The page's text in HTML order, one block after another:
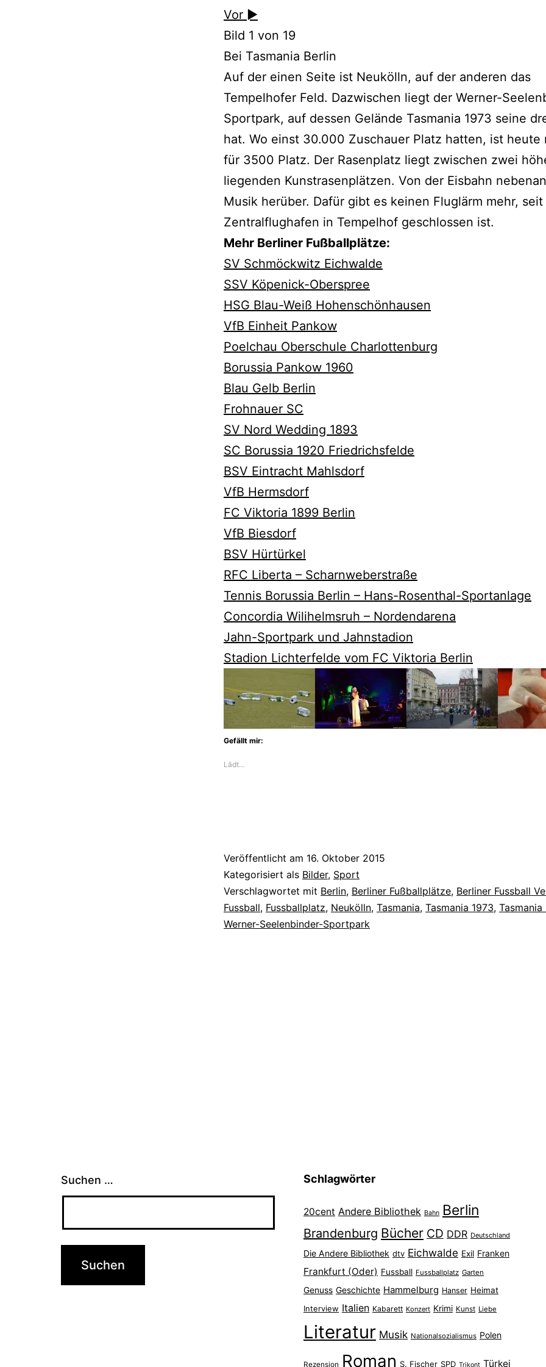
Vor ►
Bild 1 von 19
Bei Tasmania Berlin
Auf der einen Seite ist Neukölln, auf der anderen das
Tempelhofer Feld. Dazwischen liegt der Werner-
Sportpark, auf dessen Gelände Tasmania 1973 seine
hat. Wo einst 30.000 Zuschauer Platz hatten, ist heute
für 3500 Platz. Der Rasenplatz liegt zwischen zwei
liegenden Kunstrasenplätzen. Von der Eisbahn
Musik herüber. Dafür gibt es keinen Fluglärm mehr,
Zentralflughafen in Tempelhof geschlossen ist.
Mehr Berliner Fußballplätze:
SV Schmöckwitz Eichwalde
SSV Köpenick-Oberspree
HSG Blau-Weiß Hohenschönhausen
VfB Einheit Pankow
Poelchau Oberschule Charlottenburg
Borussia Pankow 1960
Blau Gelb Berlin
Frohnauer SC
SV Nord Wedding 1893
SC Borussia 1920 Friedrichsfelde
BSV Eintracht Mahlsdorf
VfB Hermsdorf
FC Viktoria 1899 Berlin
VfB Biesdorf
BSV Hürtürkel
RFC Liberta – Scharnweberstraße
Tennis Borussia Berlin – Hans-Rosenthal-Sportanlage
Concordia Wilihelmsruh – Nordendarena
Jahn-Sportpark und Jahnstadion
Stadion Lichterfelde vom FC Viktoria Berlin
Gefällt mir:
Lädt…
Veröffentlicht am 16. Oktober 2015
Kategorisiert als Bilder, Sport
Verschlagwortet mit Berlin, Berliner Fußballplätze, Berliner Fussball
Fussball, Fussballplatz, Neukölln, Tasmania, Tasmania 1973, Tasmania
Werner-Seelenbinder-Sportpark
Suchen … Schlagwörter
20cent Andere Bibliothek Bahn Berlin
Brandenburg Bücher CD DDR Deutschland
Die Andere Bibliothek dtv Eichwalde Exil Franken
Frankfurt (Oder) Fussball Fussballplatz Garten
Genuss Geschichte Hammelburg Hanser Heimat
Interview Italien Kabarett Konzert Krimi Kunst Liebe
Literatur Musik Nationalsozialismus Polen
Rezension Roman S. Fischer SPD Trikont Türkei